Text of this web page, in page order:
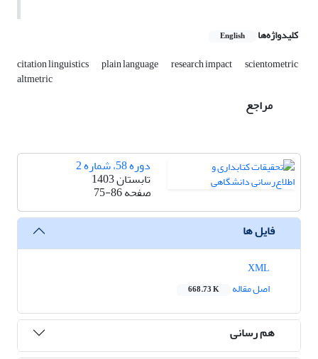
کلیدواژه‌ها English
citation linguistics plain language research impact scientometric
altmetric
مراجع
دوره 58، شماره 2
تابستان 1403
صفحه75-86
فایل ها
اصل مقاله
668.73 K
هم رسانی